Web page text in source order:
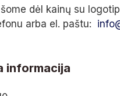
dėl kainų su
arba el. paštu:
informacija